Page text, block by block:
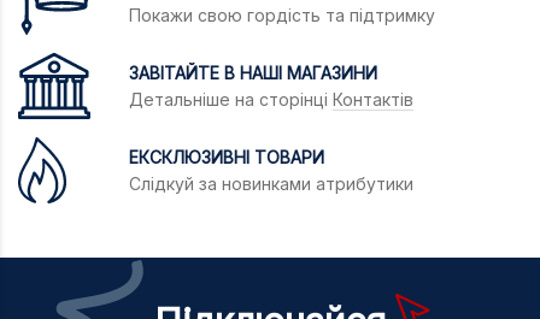
Покажи свою гордість та підтримку
ЗАВІТАЙТЕ В НАШІ МАГАЗИНИ
Детальніше на сторінці Контактів
ЕКСКЛЮЗИВНІ ТОВАРИ
Слідкуй за новинками атрибутики